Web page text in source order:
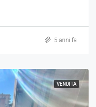
5 anni fa
VENDITA